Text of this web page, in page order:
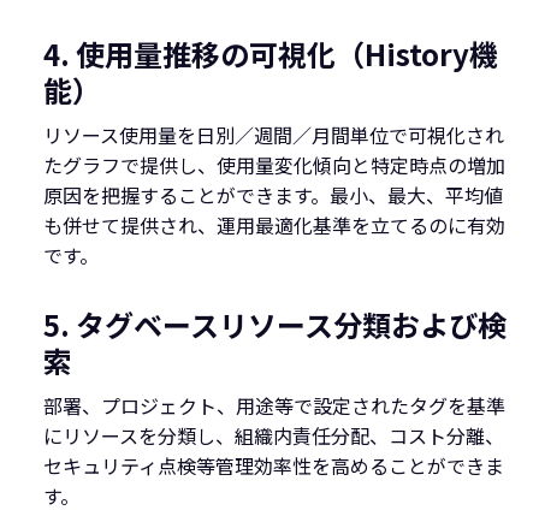
4. 使用量推移の可視化（History機
能）
リソース使用量を日別／週間／月間単位で可視化され
たグラフで提供し、使用量変化傾向と特定時点の増加
原因を把握することができます。最小、最大、平均値
も併せて提供され、運用最適化基準を立てるのに有効
です。
5. タグベースリソース分類および検
索
部署、プロジェクト、用途等で設定されたタグを基準
にリソースを分類し、組織内責任分配、コスト分離、
セキュリティ点検等管理効率性を高めることができま
す。